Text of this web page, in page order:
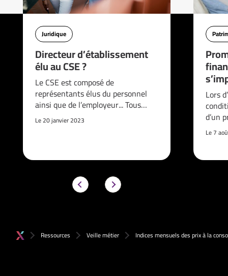
Juridique
Directeur d’établissement
élu au CSE ?
Le CSE est composé de
représentants élus du personnel
ainsi que de l’employeur... Tous…
Le 20 janvier 2023
Lors
d’un
Le 7
Ressources Veille métier Indices mensuels des prix à la